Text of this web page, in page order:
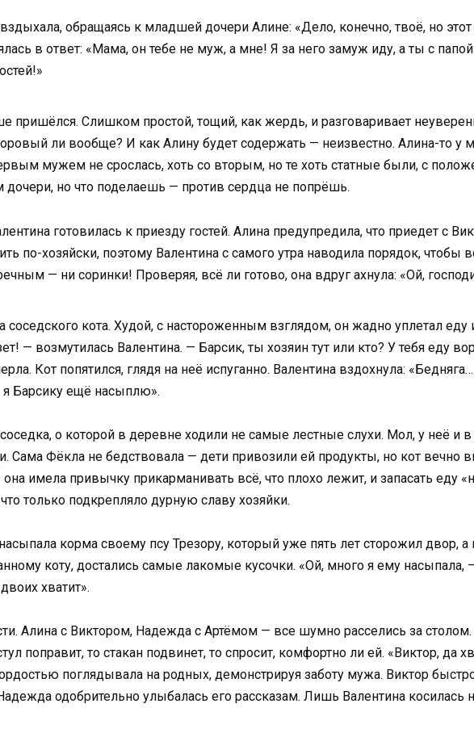
обращаясь к младшей дочери Алине: «Дело, конечно, твоё, но
в ответ: «Мама, он тебе не муж, а мне! Я за него замуж иду, а ты с
пришёлся. Слишком простой, тощий, как жердь, и разговаривает
ли вообще? И как Алину будет содержать — неизвестно. Алина-то у
мужем не срослась, хоть со вторым, но те хоть статные были, с
но что поделаешь — против сердца не попрёшь.
готовилась к приезду гостей. Алина предупредила, что приедет
по-хозяйски, поэтому Валентина с самого утра наводила порядок, чтобы
— ни соринки! Проверяя, всё ли готово, она вдруг ахнула: «Ой,
соседского кота. Худой, с настороженным взглядом, он жадно уплетал
— возмутилась Валентина. — Барсик, ты хозяин тут или кто? У тебя еду
Кот попятился, глядя на неё испуганно. Валентина вздохнула:
Барсику ещё насыплю».
о которой в деревне ходили не самые лестные слухи. Мол, у неё и
Сама Фёкла не бедствовала — дети привозили ей продукты, но кот вечно
имела привычку прикарманивать всё, что плохо лежит, и запасать еду
только подкрепляло дурную славу хозяйки.
корма своему псу Трезору, который уже пять лет сторожил двор,
коту, достались самые лакомые кусочки. «Ой, много я ему насыпала,
хватит».
Алина с Виктором, Надежда с Артёмом — все шумно расселись за столом.
поправит, то стакан подвинет, то спросит, комфортно ли ей. «Виктор, да
поглядывала на родных, демонстрируя заботу мужа. Виктор
одобрительно улыбалась его рассказам. Лишь Валентина косилась